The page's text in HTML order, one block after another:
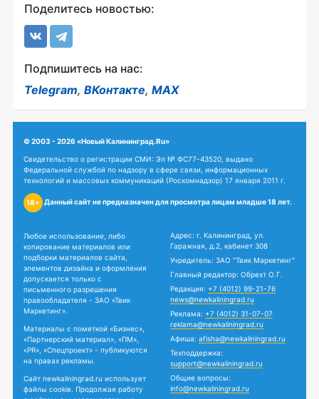
Поделитесь новостью:
Подпишитесь на нас:
Telegram, ВКонтакте, MAX
© 2003 - 2026 «Новый Калининград.Ru»
Свидетельство о регистрации СМИ: Эл № ФС77-43520, выдано
Федеральной службой по надзору в сфере связи, информационных
технологий и массовых коммуникаций (Роскомнадзор) 17 января 2011 г.
18+ Данный сайт не предназначен для просмотра лицам младше 18 лет.
Любое использование, либо
копирование материалов или
подборки материалов сайта,
элементов дизайна и оформления
допускается только с
письменного разрешения
правообладателя - ЗАО «Твик
Маркетинг».
Материалы с пометкой «Бизнес»,
«Партнерский материал», «ПМ»,
«PR», «Спецпроект» - публикуются
на правах рекламы.
Сайт newkaliningrad.ru использует
файлы cookie. Продолжая работу
Адрес: г. Калининград, ул.
Гаражная, д.2, кабинет 308
Учредитель: ЗАО "Твик Маркетинг"
Главный редактор: Обрехт О.Г.
Редакция: +7 (4012) 99-21-76
news@newkaliningrad.ru
Реклама: +7 (4012) 31-07-07
reklama@newkaliningrad.ru
Афиша: afisha@newkaliningrad.ru
Техподдержка:
support@newkaliningrad.ru
Общие вопросы:
info@newkaliningrad.ru